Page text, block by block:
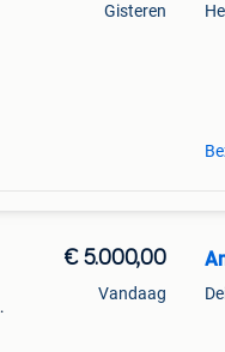
Gisteren
€ 5.000,00
Vandaag